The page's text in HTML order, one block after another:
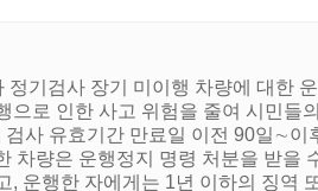
기검사 장기 미이행 차량에 대한
로 인한 사고 위험을 줄여 시민들
사 유효기간 만료일 이전 90일∼이
량은 운행정지 명령 처분을 받을
운행한 자에게는 1년 이하의 징역